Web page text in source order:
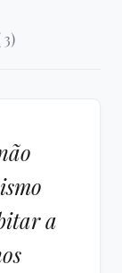
3)
a